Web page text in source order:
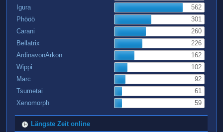
Igura
562
Phööö
301
Carani
260
Bellatrix
226
ArdinavonArkon
162
Wippi
102
Marc
92
Tsumetai
61
Xenomorph
59
Längste Zeit online